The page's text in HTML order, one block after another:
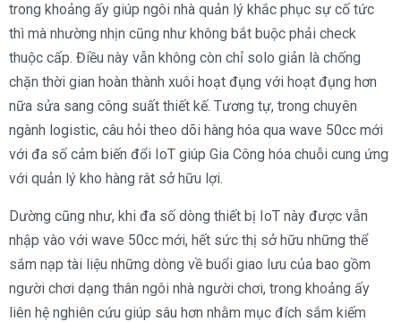
trong khoảng ấy giúp ngôi nhà quản lý khắc phục sự cố tức
thì mà nhường nhịn cũng như không bắt buộc phải check
thuộc cấp. Điều này vẫn không còn chỉ solo giản là chống
chặn thời gian hoàn thành xuôi hoạt đụng với hoạt đụng hơn
nữa sửa sang công suất thiết kế. Tương tự, trong chuyên
ngành logistic, câu hỏi theo dõi hàng hóa qua wave 50cc mới
với đa số cảm biến đổi IoT giúp Gia Công hóa chuỗi cung ứng
với quản lý kho hàng rât sở hữu lợi.
Dường cũng như, khi đa số dòng thiết bị IoT này được vẫn
nhập vào với wave 50cc mới, hết sức thị sở hữu những thể
sắm nạp tài liệu những dòng về buổi giao lưu của bao gồm
người chơi dạng thân ngôi nhà người chơi, trong khoảng ấy
liên hệ nghiên cứu giúp sâu hơn nhằm mục đích sắm kiếm